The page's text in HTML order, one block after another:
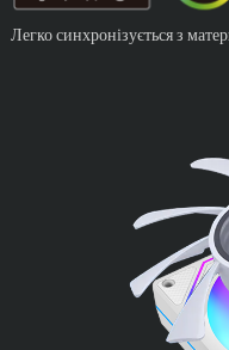
Легко синхронізується з